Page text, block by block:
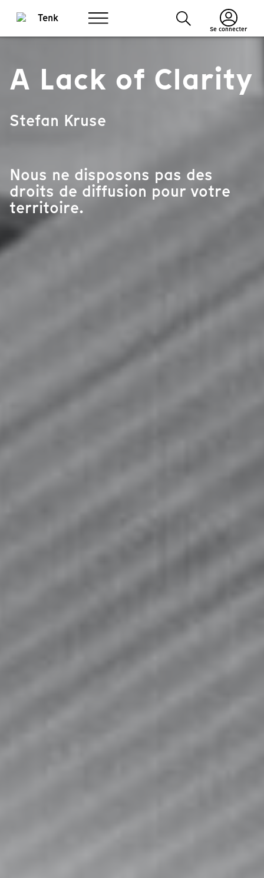
Se connecter
A Lack of Clarity
Stefan Kruse
Nous ne disposons pas des
droits de diffusion pour votre
territoire.